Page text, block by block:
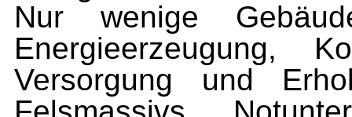
Nur wenige
Energieerzeugung,
Versorgung und